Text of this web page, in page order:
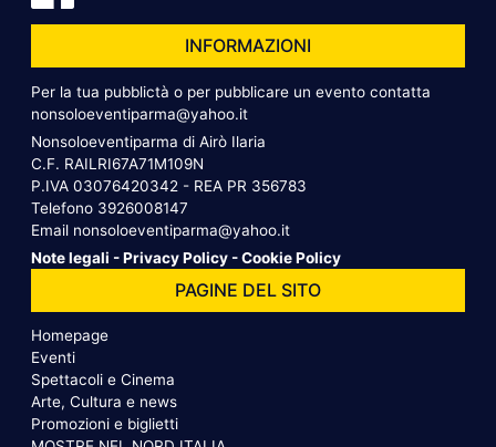
INFORMAZIONI
Per la tua pubblictà o per pubblicare un evento contatta
nonsoloeventiparma@yahoo.it
Nonsoloeventiparma di Airò Ilaria
C.F. RAILRI67A71M109N
P.IVA 03076420342 - REA PR 356783
Telefono 3926008147
Email nonsoloeventiparma@yahoo.it
Note legali -Privacy Policy -Cookie Policy
PAGINE DEL SITO
Homepage
Eventi
Spettacoli e Cinema
Arte, Cultura e news
Promozioni e biglietti